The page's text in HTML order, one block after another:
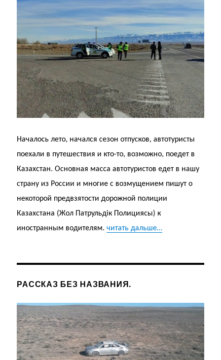
Началось лето, начался сезон отпусков, автотуристы
поехали в путешествия и кто-то, возможно, поедет в
Казахстан. Основная масса автотуристов едет в нашу
страну из России и многие с возмущением пишут о
некоторой предвзятости дорожной полиции
Казахстана (Жол Патрульдік Полициясы) к
иностранным водителям.читать дальше…
РАССКАЗ БЕЗ НАЗВАНИЯ.